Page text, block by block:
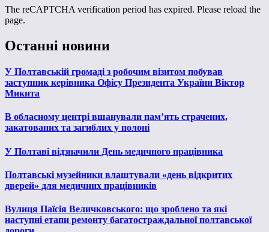
The reCAPTCHA verification period has expired. Please reload the
page.
Останні новини
У Полтавській громаді з робочим візитом побував
заступник керівника Офісу Президента України Віктор
Микита
В обласному центрі вшанували пам’ять страчених,
закатованих та загиблих у полоні
У Полтаві відзначили День медичного працівника
Полтавські музейники влаштували «день відкритих
дверей» для медичних працівників
Вулиця Паїсія Величковського: що зроблено та які
наступні етапи ремонту багатостраждальної полтавської